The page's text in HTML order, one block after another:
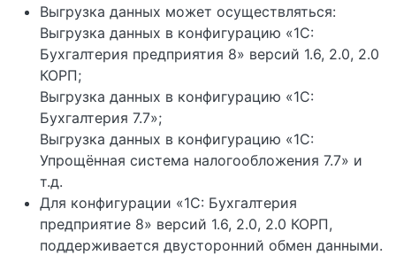
Выгрузка данных может осуществляться:
Выгрузка данных в конфигурацию «1С:
Бухгалтерия предприятия 8» версий 1.6, 2.0, 2.0
КОРП;
Выгрузка данных в конфигурацию «1С:
Бухгалтерия 7.7»;
Выгрузка данных в конфигурацию «1С:
Упрощённая система налогообложения 7.7» и
т.д.
Для конфигурации «1С: Бухгалтерия
предприятие 8» версий 1.6, 2.0, 2.0 КОРП,
поддерживается двусторонний обмен данными.